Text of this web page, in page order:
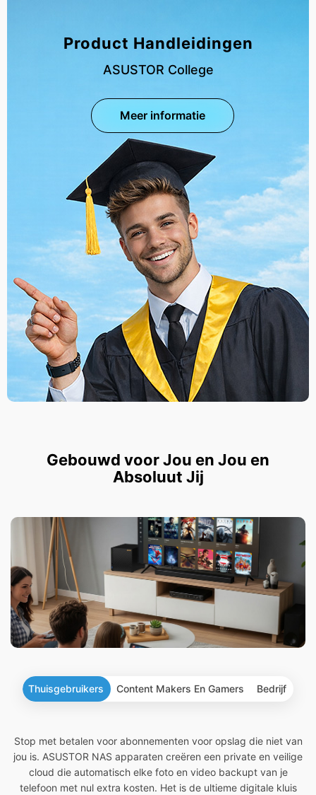
Product Handleidingen
ASUSTOR College
Meer informatie
Gebouwd voor Jou en Jou en
Absoluut Jij
Thuisgebruikers Content Makers En Gamers Bedrijf
Stop met betalen voor abonnementen voor opslag die niet van
jou is. ASUSTOR NAS apparaten creëren een private en veilige
cloud die automatisch elke foto en video backupt van je
telefoon met nul extra kosten. Het is de ultieme digitale kluis